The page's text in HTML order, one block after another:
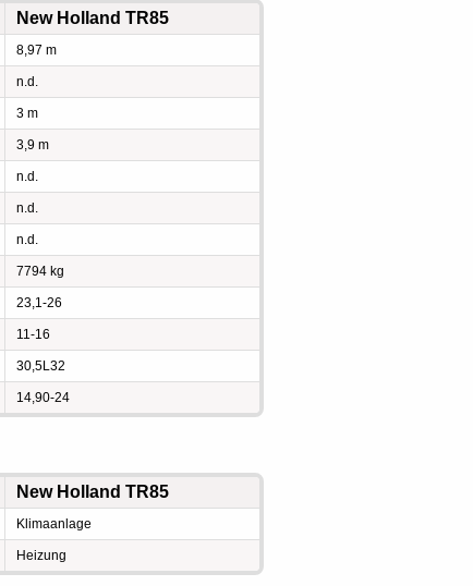
New Holland TR85
8,97 m
n.d.
3 m
3,9 m
n.d.
n.d.
n.d.
7794 kg
23,1-26
11-16
30,5L32
14,90-24
New Holland TR85
Klimaanlage
Heizung